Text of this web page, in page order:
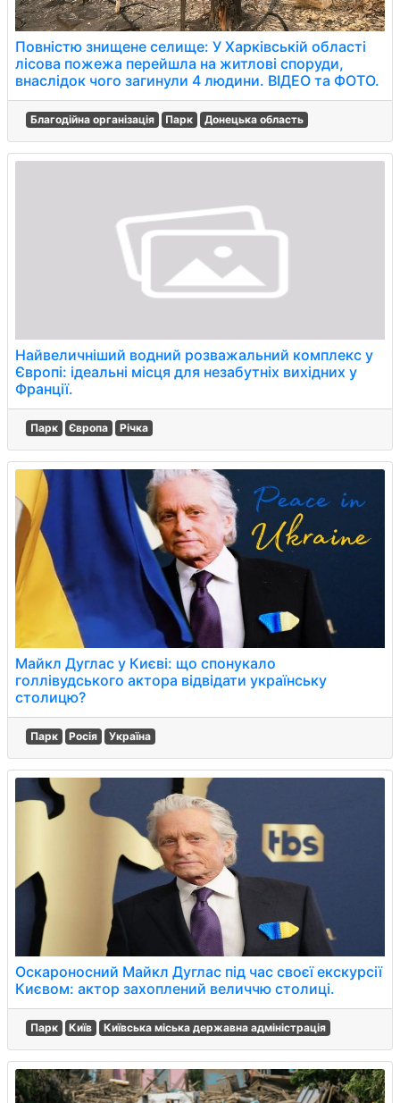
Повністю знищене селище: У Харківській області
лісова пожежа перейшла на житлові споруди,
внаслідок чого загинули 4 людини. ВІДЕО та ФОТО.
Благодійна організація Парк Донецька область
Найвеличніший водний розважальний комплекс у
Європі: ідеальні місця для незабутніх вихідних у
Франції.
Парк Європа Річка
Майкл Дуглас у Києві: що спонукало
голлівудського актора відвідати українську
столицю?
Парк Росія Україна
Оскароносний Майкл Дуглас під час своєї екскурсії
Києвом: актор захоплений величчю столиці.
Парк Київ Київська міська державна адміністрація